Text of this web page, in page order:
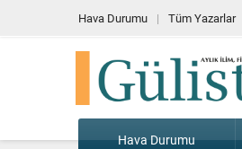
Hava Durumu Tüm Yazarlar
Hava Durumu